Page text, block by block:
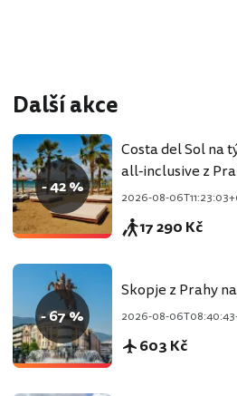
Další akce
- 42 %
Costa del Sol na
all-inclusive z
2026-08-
17 290 Kč
- 67 %
Skopje z Prahy
2026-08-
603 Kč